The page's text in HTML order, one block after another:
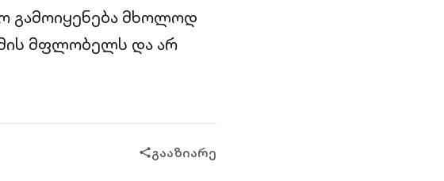
გამოიყენება მხოლოდ
მფლობელს და არ
share-
გააზიარე